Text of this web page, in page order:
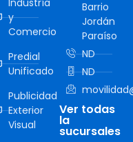
y
Comercio
Predial
Unificado
Publicidad
Exterior
Visual
Barrio
Jordán
Paraíso
ND
ND
Ver todas
la
sucursales